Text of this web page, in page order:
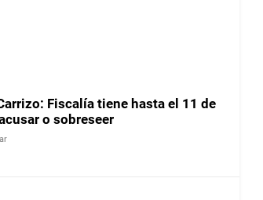
Fiscalía tiene hasta el 11 de
o sobreseer